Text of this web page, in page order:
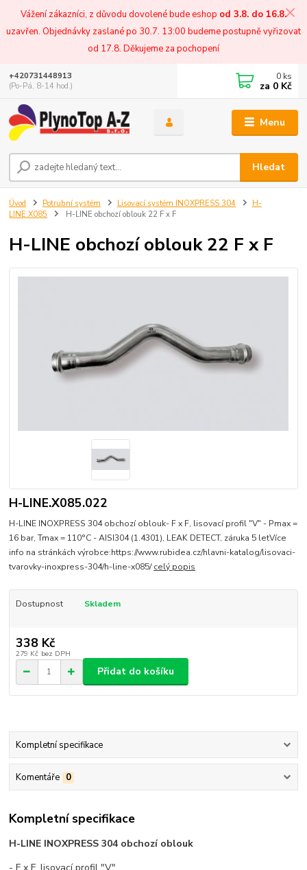
Vážení zákazníci, z důvodu dovolené bude eshop od 3.8. do 16.8.
uzavřen. Objednávky zaslané po 30.7. 13:00 budeme postupně vyřizovat
od 17.8. Děkujeme za pochopení
Menu
Hledat
+420731448913
(Po-Pá, 8-14 hod.)
0 ks
za 0 Kč
Úvod Potrubní systém Lisovací systém INOXPRESS 304
H-
LINE.X085
H-LINE obchozí oblouk 22 F x F
H-LINE obchozí oblouk 22 F x F
H-LINE.X085.022
H-LINE INOXPRESS 304 obchozí oblouk- F x F, lisovací profil "V" - Pmax =
16 bar, Tmax = 110°C - AISI304 (1.4301), LEAK DETECT, záruka 5 letVíce
info na stránkách výrobce:https://www.rubidea.cz/hlavni-katalog/lisovaci-
tvarovky-inoxpress-304/h-line-x085/celý popis
Dostupnost Skladem
338 Kč
279 Kč bez DPH
Přidat do košíku
Kompletní specifikace
Komentáře 0
Kompletní specifikace
H-LINE INOXPRESS 304 obchozí oblouk
- F x F, lisovací profil "V"